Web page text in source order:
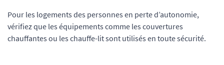
Pour les logements des personnes en perte d’autonomie,
vérifiez que les équipements comme les couvertures
chauffantes ou les chauffe-lit sont utilisés en toute sécurité.